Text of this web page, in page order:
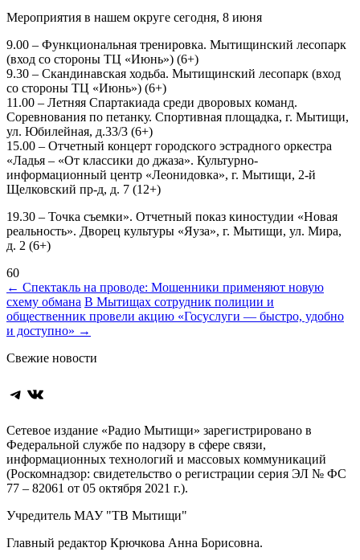
Мероприятия в нашем округе сегодня, 8 июня
9.00 – Функциональная тренировка. Мытищинский лесопарк
(вход со стороны ТЦ «Июнь») (6+)
9.30 – Скандинавская ходьба. Мытищинский лесопарк (вход
со стороны ТЦ «Июнь») (6+)
11.00 – Летняя Спартакиада среди дворовых команд.
Соревнования по петанку. Спортивная площадка, г. Мытищи,
ул. Юбилейная, д.33/3 (6+)
15.00 – Отчетный концерт городского эстрадного оркестра
«Ладья – «От классики до джаза». Культурно-
информационный центр «Леонидовка», г. Мытищи, 2-й
Щелковский пр-д, д. 7 (12+)
19.30 – Точка съемки». Отчетный показ киностудии «Новая
реальность». Дворец культуры «Яуза», г. Мытищи, ул. Мира,
д. 2 (6+)
60
Навигация
по
записям
← Спектакль на проводе: Мошенники применяют новую
схему обмана В Мытищах сотрудник полиции и
общественник провели акцию «Госуслуги — быстро, удобно
и доступно» →
Свежие новости
Telegram
ВКонтакте
Сетевое издание «Радио Мытищи» зарегистрировано в
Федеральной службе по надзору в сфере связи,
информационных технологий и массовых коммуникаций
(Роскомнадзор: свидетельство о регистрации серия ЭЛ № ФС
77 – 82061 от 05 октября 2021 г.).
Учредитель МАУ "ТВ Мытищи"
Главный редактор Крючкова Анна Борисовна.